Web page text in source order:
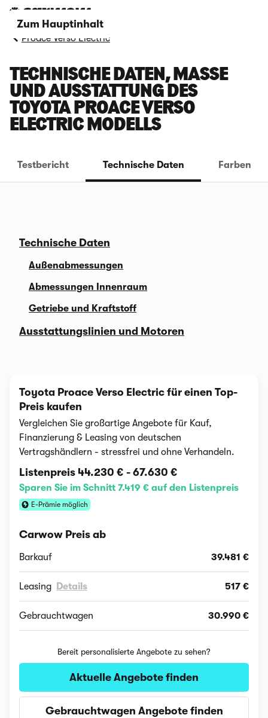
Zum Hauptinhalt
Proace Verso Electric
TECHNISCHE DATEN, MASSE U
ND AUSSTATTUNG DES T
OYOTA PROACE VERSO E
LECTRIC MODELLS
Testbericht Technische Daten Farben
Technische Daten
Außenabmessungen
Abmessungen Innenraum
Getriebe und Kraftstoff
Ausstattungslinien und Motoren
Toyota Proace Verso Electric für einen Top-
Preis kaufen
Vergleichen Sie großartige Angebote für Kauf,
Finanzierung & Leasing von deutschen
Vertragshändlern - stressfrei und ohne Verhandeln.
Listenpreis 44.230 € - 67.630 €
Sparen Sie im Schnitt 7.419 € auf den Listenpreis
E-Prämie möglich
Carwow Preis ab
Barkauf 39.481 €
Leasing Details 517 €
Gebrauchtwagen 30.990 €
Bereit personalisierte Angebote zu sehen?
Aktuelle Angebote finden
Gebrauchtwagen Angebote finden